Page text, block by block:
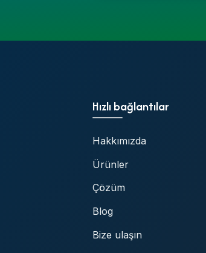
Hızlı bağlantılar
Hakkımızda
Ürünler
Çözüm
Blog
Bize ulaşın